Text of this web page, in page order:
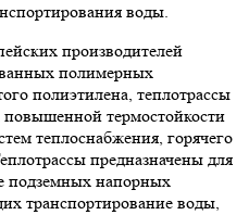
воды.
производителей
полимерных
полиэтилена, теплотрассы
повышенной термостойкости
теплоснабжения, горячего
предназначены для
подземных напорных
транспортирование воды,